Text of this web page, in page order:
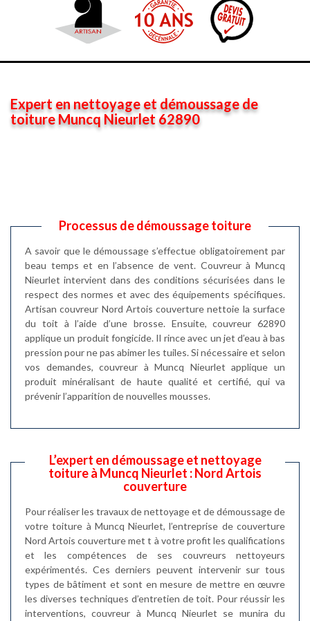
Expert en nettoyage et démoussage de
toiture Muncq Nieurlet 62890
Processus de démoussage toiture
A savoir que le démoussage s’effectue obligatoirement par
beau temps et en l’absence de vent. Couvreur à Muncq
Nieurlet intervient dans des conditions sécurisées dans le
respect des normes et avec des équipements spécifiques.
Artisan couvreur Nord Artois couverture nettoie la surface
du toit à l’aide d’une brosse. Ensuite, couvreur 62890
applique un produit fongicide. Il rince avec un jet d’eau à bas
pression pour ne pas abimer les tuiles. Si nécessaire et selon
vos demandes, couvreur à Muncq Nieurlet applique un
produit minéralisant de haute qualité et certifié, qui va
prévenir l’apparition de nouvelles mousses.
L’expert en démoussage et nettoyage
toiture à Muncq Nieurlet : Nord Artois
couverture
Pour réaliser les travaux de nettoyage et de démoussage de
votre toiture à Muncq Nieurlet, l’entreprise de couverture
Nord Artois couverture met t à votre profit les qualifications
et les compétences de ses couvreurs nettoyeurs
expérimentés. Ces derniers peuvent intervenir sur tous
types de bâtiment et sont en mesure de mettre en œuvre
les diverses techniques d’entretien de toit. Pour réussir les
interventions, couvreur à Muncq Nieurlet se munira du